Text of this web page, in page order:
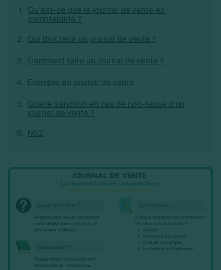
Toutes les modifications
Je suis autonome
Je souhaite être accompagné
Découvrez notre cabinet d'expertise
Création d'EURL
Création de SASU
Création de SARL
Création de SAS
Création d'association
Aides à la création d’entreprise
Ouverture compte pro
Fermeture d’une entreprise
Création d'entreprise
Qu’est-ce que le journal de vente en
comptabilité ?
Qui doit tenir un journal de vente ?
Comment faire un journal de vente ?
Exemple de journal de vente
Quelle sanction en cas de non-tenue d’un
journal de vente ?
FAQ